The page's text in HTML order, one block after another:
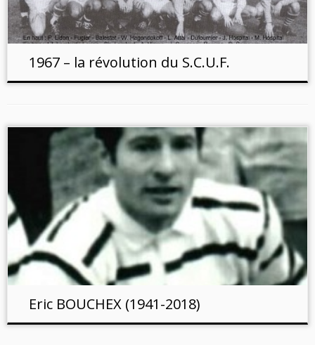
1967 – la révolution du S.C.U.F.
Eric BOUCHEX (1941-2018)